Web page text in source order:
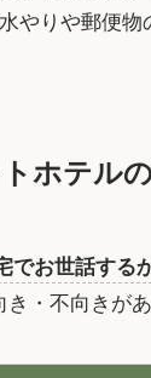
水やりや郵便
ホテル
でお世話する
・不向きがあ